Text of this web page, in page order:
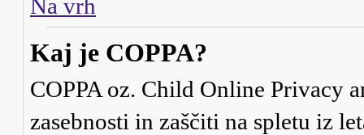
Na vrh
Kaj je COPPA?
COPPA oz. Child Online Privacy
zasebnosti in zaščiti na spletu iz